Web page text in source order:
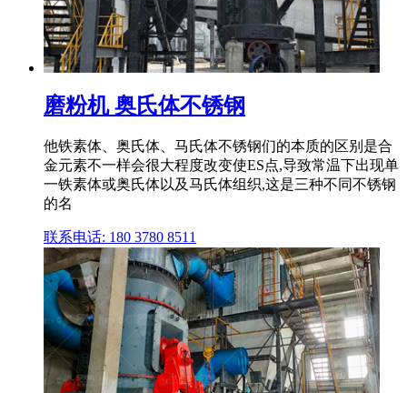
磨粉机 奥氏体不锈钢
他铁素体、奥氏体、马氏体不锈钢们的本质的区别是合
金元素不一样会很大程度改变使ES点,导致常温下出现单
一铁素体或奥氏体以及马氏体组织,这是三种不同不锈钢
的名
联系电话: 180 3780 8511